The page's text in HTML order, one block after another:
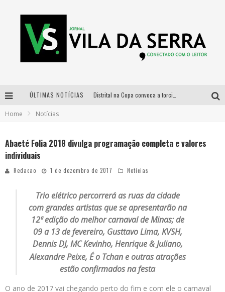
ÚLTIMAS NOTÍCIAS
Home Notícias
Abaeté Folia 2018 divulga programação completa e valores
individuais
Redacao 1 de dezembro de 2017 Notícias
Trio elétrico percorrerá as ruas da cidade
com grandes artistas que se apresentarão na
12ª edição do melhor carnaval de Minas; de
09 a 13 de fevereiro, Gusttavo Lima, KVSH,
Dennis DJ, MC Kevinho, Henrique & Juliano,
Alexandre Peixe, É o Tchane outras atrações
estão confirmados na festa
O ano de 2017 vai chegando perto do fim e com ele o carnaval